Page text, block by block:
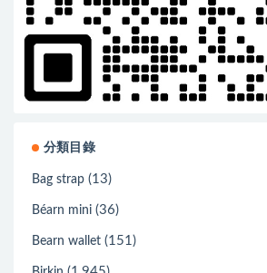
分類目錄
Bag strap (13)
Béarn mini (36)
Bearn wallet (151)